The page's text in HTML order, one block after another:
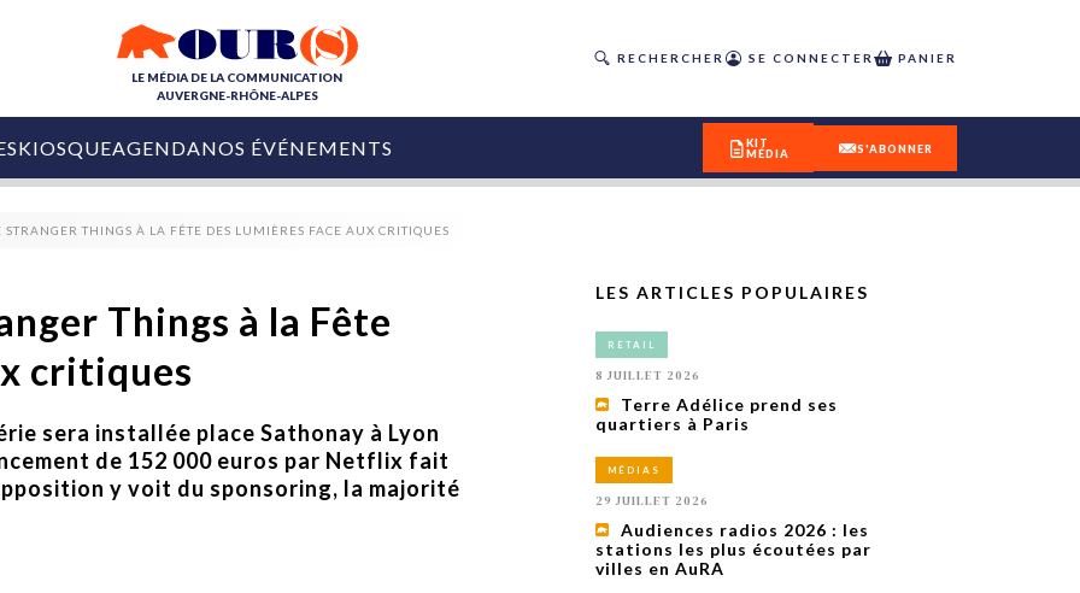
LE MÉDIA DE LA COMMUNICATION
AUVERGNE-RHÔNE-ALPES
RECHERCHER SE CONNECTER PANIER
Nice : Denis Zanon
est décédé
COLLECTIVITÉS
Tourisme lance
Ardèche Trip
Planner
29 JUILLET 2026
[Debrief] Loire Tourisme
mise sur la déconnexion en
digital
saison autour de son concept autour de
KIOSQUEAGENDANOS ÉVÉNEMENTS
OURS DE LA COM
OURS DU DIGITAL
KIT
MÉDIA
S'ABONNER
STRANGER THINGS À LA FÊTE DES LUMIÈRES FACE AUX CRITIQUES
Things à la Fête
critiques
sera installée place Sathonay à Lyon
de 152 000 euros par Netflix fait
y voit du sponsoring, la majorité
LES ARTICLES POPULAIRES
RETAIL
8 JUILLET 2026
Terre Adélice prend ses
quartiers à Paris
MÉDIAS
29 JUILLET 2026
Audiences radios 2026 : les
stations les plus écoutées par
villes en AuRA